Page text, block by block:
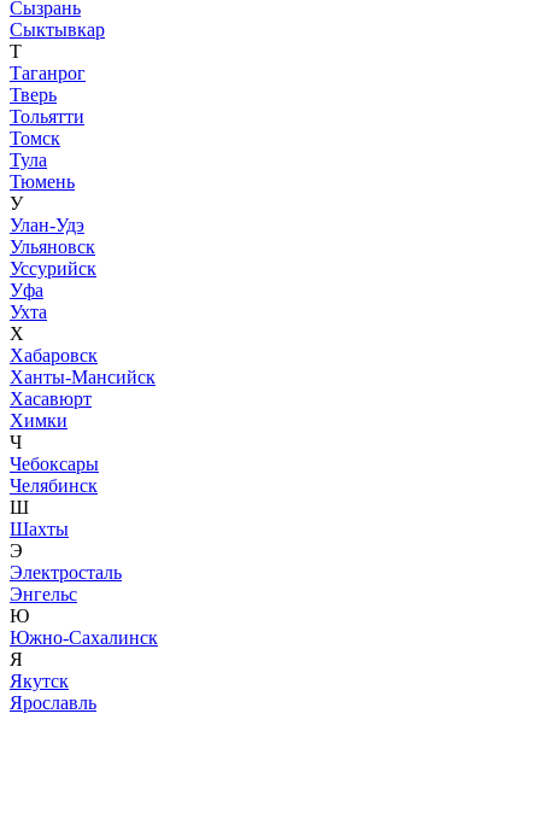
Сызрань
Сыктывкар
Т
Таганрог
Тверь
Тольятти
Томск
Тула
Тюмень
У
Улан-Удэ
Ульяновск
Уссурийск
Уфа
Ухта
Х
Хабаровск
Ханты-Мансийск
Хасавюрт
Химки
Ч
Чебоксары
Челябинск
Ш
Шахты
Э
Электросталь
Энгельс
Ю
Южно-Сахалинск
Я
Якутск
Ярославль